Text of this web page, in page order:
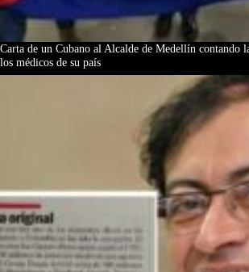
Carta de un Cubano al Alcalde de Medellín contando
los médicos de su país